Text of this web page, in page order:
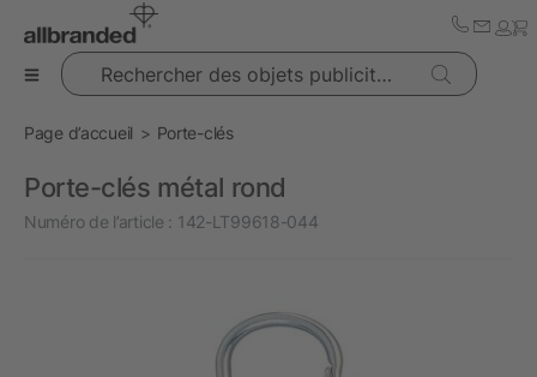
Rechercher des objets publicitaires
Page d’accueil Porte-clés
Porte-clés métal rond
Numéro de l’article : 142-LT99618-044